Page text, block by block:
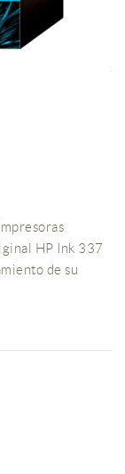
HP Ink 337
de su